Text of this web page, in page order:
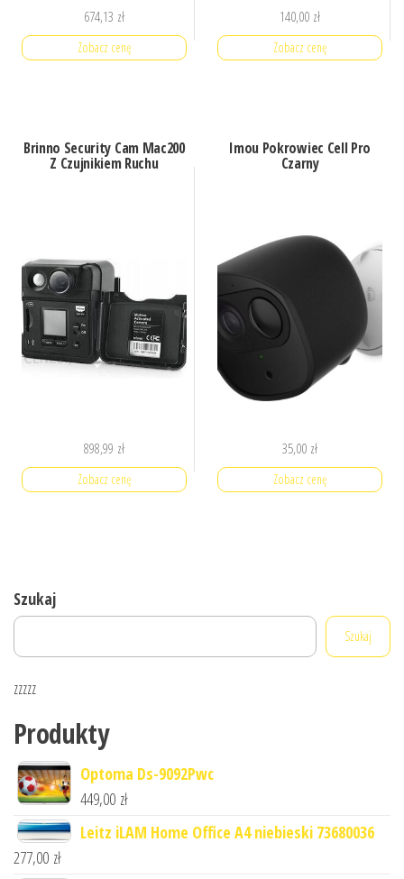
674,13 zł
Zobacz cenę
140,00 zł
Zobacz cenę
Brinno Security Cam Mac200
Z Czujnikiem Ruchu
898,99 zł
Zobacz cenę
Imou Pokrowiec Cell Pro
Czarny
35,00 zł
Zobacz cenę
Szukaj
Szukaj
zzzzz
Produkty
Optoma Ds-9092Pwc
449,00 zł
Leitz iLAM Home Office A4 niebieski 73680036
277,00 zł